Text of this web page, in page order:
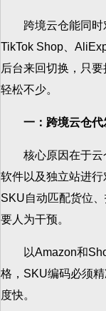
跨境云仓能同时对
TikTok Shop、
后台来回切换，只
轻松不少。
一：跨境云仓代
核心原因在于云
软件以及独立站进
SKU自动匹配货位
要人为干预。
以Amazon和
格，SKU编码必须
度快。